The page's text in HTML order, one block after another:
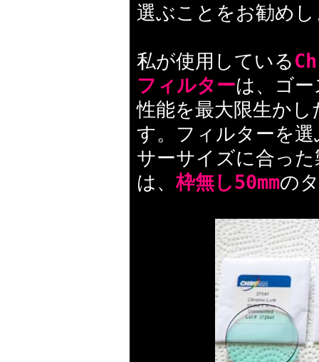
選ぶことをお勧め
私が使用している
フィルターは、ゴ
性能を最大限生か
す。フィルターを選
サーサイズに合っ
は、枠無し50mmの